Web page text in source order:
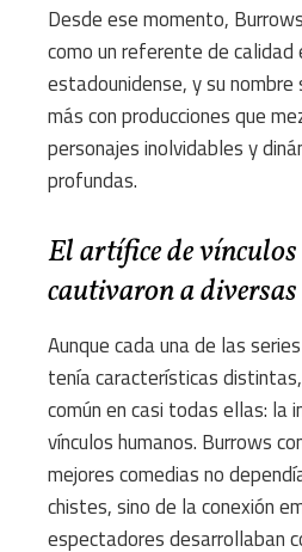
Desde ese momento,
como un referente de calidad
estadounidense, y su nombre
más con producciones que
personajes inolvidables y
profundas.
El artífice de
cautivaron a diversas
Aunque cada una de las
tenía características
común en casi todas ellas: la
vínculos humanos. Burrows
mejores comedias no
chistes, sino de la conexión
espectadores desarrollaban